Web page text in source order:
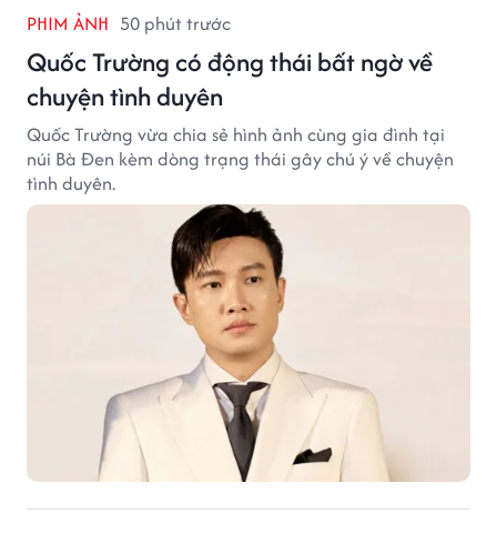
PHIM ẢNH 50 phút trước
Quốc Trường có động thái bất ngờ về
chuyện tình duyên
Quốc Trường vừa chia sẻ hình ảnh cùng gia đình tại
núi Bà Đen kèm dòng trạng thái gây chú ý về chuyện
tình duyên.